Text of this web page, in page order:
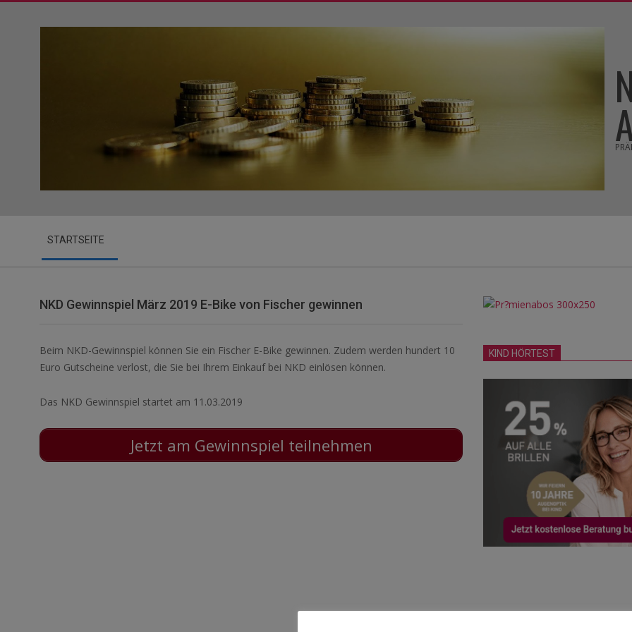
Navigation
Menu
STARTSEITE
NKD Gewinnspiel März 2019 E-Bike von Fischer gewinnen
Beim NKD-Gewinnspiel können Sie ein Fischer E-Bike gewinnen. Zudem werden hundert 10
Euro Gutscheine verlost, die Sie bei Ihrem Einkauf bei NKD einlösen können.
Das NKD Gewinnspiel startet am 11.03.2019
Jetzt am Gewinnspiel teilnehmen
KIND HÖRTEST